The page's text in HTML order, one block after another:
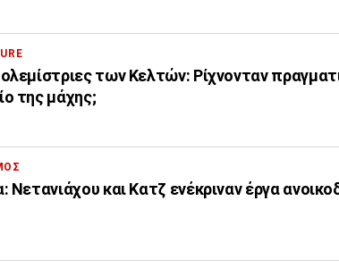
των Κελτών: Ρίχνονταν
της μάχης;
Νετανιάχου και Κατζ ενέκριναν έργα